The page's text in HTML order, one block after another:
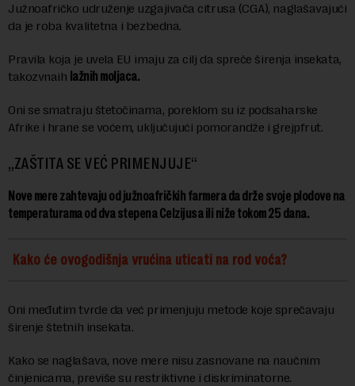
Južnoafričko udruženje uzgajivača citrusa (CGA), naglašavajući
da je roba kvalitetna i bezbedna.
Pravila koja je uvela EU imaju za cilj da spreče širenja insekata,
takozvnaih lažnih moljaca.
Oni se smatraju štetočinama, poreklom su iz podsaharske
Afrike i hrane se voćem, uključujući pomorandže i grejpfrut.
„ZAŠTITA SE VEĆ PRIMENJUJE“
Nove mere zahtevaju od južnoafričkih farmera da drže svoje plodove na
temperaturama od dva stepena Celzijusa ili niže tokom 25 dana.
Kako će ovogodišnja vrućina uticati na rod voća?
Oni međutim tvrde da već primenjuju metode koje sprečavaju
širenje štetnih insekata.
Kako se naglašava, nove mere nisu zasnovane na naučnim
činjenicama, previše su restriktivne i diskriminatorne.